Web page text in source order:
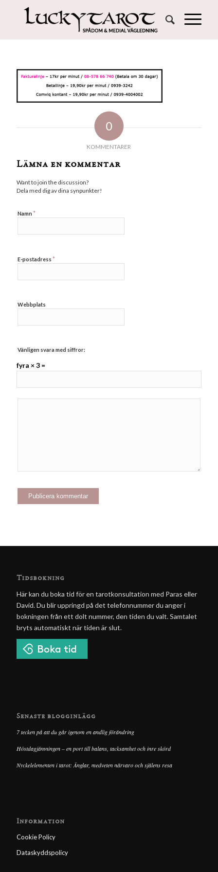
0
KOMMENTARER
Lämna en kommentar
Want to join the discussion?
Dela med dig av dina synpunkter!
Namn *
E-postadress *
Webbplats
Vänligen svara med siffror:
fyra × 3 =
Tidsbokning
Här kan du boka tid för en tarotkonsultation med Paras eller
David. Du blir uppringd på det telefonnummer du anger i
bokningen från ett dolt nummer, den tiden du valt. Samtalet
bryts automatiskt när tiden är slut.
Senaste blogginlägg
7 tecken på att du går igenom en andlig förändring
Höstdagjämningen – en port till balans, tacksamhet och inre skörd
Nyckelelementen i tarot: Änglar, medveten närvaro och själens resa
Information
Cookie Policy
Dataskyddspolicy